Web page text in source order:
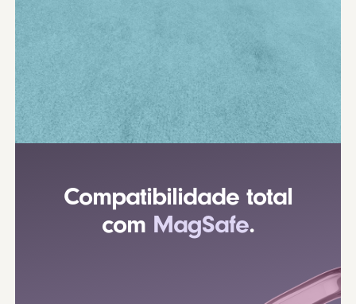
Compatibilidade total
com MagSafe.